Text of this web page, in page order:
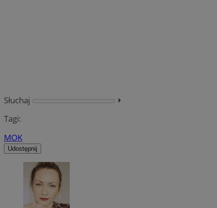
Słuchaj
⏵︎
Tagi:
MOK
Udostępnij